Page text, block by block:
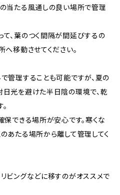
当たる風通しの良い場所で管理
、葉のつく間隔が間延びするの
へ移動させてください。
管理することも可能ですが、夏の
光を避けた半日陰の環境で、乾
できる場所が安心です。寒くな
あたる場所から離して管理してく
ビングなどに移すのがオススメで